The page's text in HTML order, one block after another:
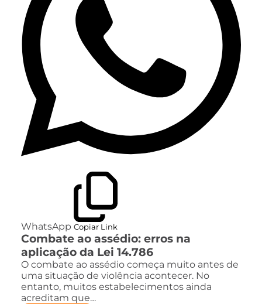
WhatsApp Copiar Link
Combate ao assédio: erros na
aplicação da Lei 14.786
O combate ao assédio começa muito antes de
uma situação de violência acontecer. No
entanto, muitos estabelecimentos ainda
acreditam que…